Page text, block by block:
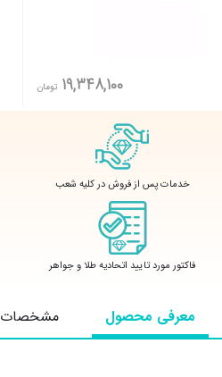
19,348,100 تومان
خدمات پس از فروش در کلیه شعب
فاکتور مورد تایید اتحادیه طلا و جواهر
معرفی محصول مشخصات